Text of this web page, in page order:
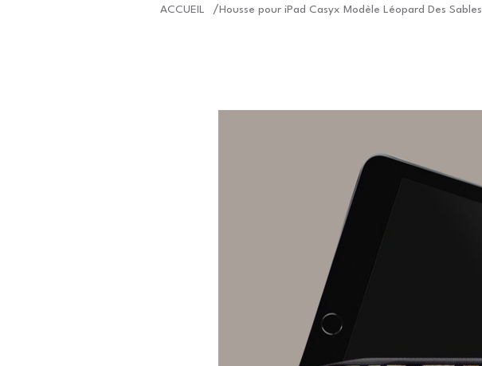
ACCUEIL /Housse pour iPad Casyx Modèle Léopard Des Sables